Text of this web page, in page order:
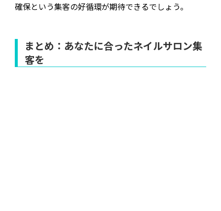
確保という集客の好循環が期待できるでしょう。
まとめ：あなたに合ったネイルサロン集
客を